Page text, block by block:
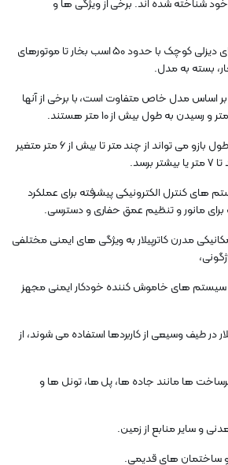
شناخته شده اند. برخی از ویژگی ها و
الف قدرت موتور: از موتورهای دیزلی کوچک با حدود 50 اسب بخار تا موتورهای
اساس مدل خاص متفاوت است، با برخی از آنها
به طول بیش از 10 متر هستند.
ج. طول بازو و امتداد بوم: طول بازو می تواند از چند متر تا بیش از 6 متر متغیر
کنترل الکترونیکی پیشرفته برای عملکرد
مانور و تنظیم عمق حفاری و دسترسی.
مدرن کاترپیلار به ویژگی های ایمنی مختلفی
سیستم های خاموش کننده خودکار ایمنی مجهز
در طیف وسیعی از کاربردها استفاده می شوند، از
ها مانند جاده ها، پل ها، تونل ها و
و سایر منابع از زمین.
ساختمان های قدیمی.